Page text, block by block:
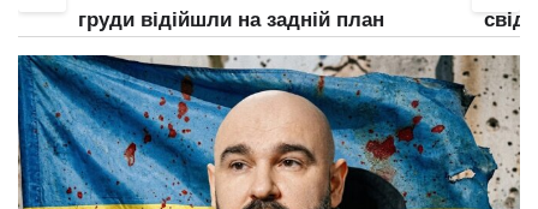
груди відійшли на задній план